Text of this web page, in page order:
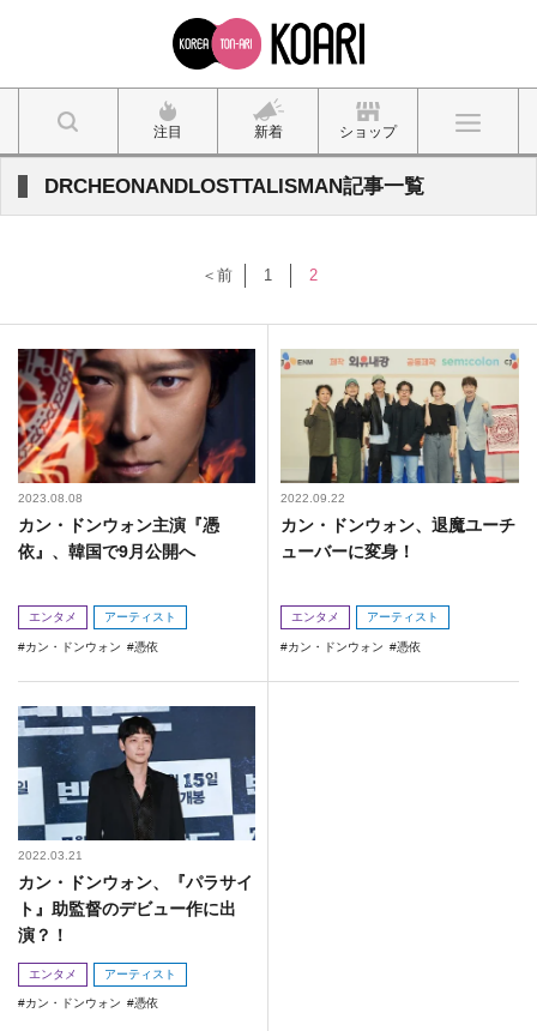
注目 新着 ショップ
DRCHEONANDLOSTTALISMAN記事一覧
＜前 1 2
2023.08.08
カン・ドンウォン主演『憑
依』、韓国で9月公開へ
エンタメ アーティスト
カン・ドンウォン 憑依
2022.09.22
カン・ドンウォン、退魔ユーチ
ューバーに変身！
エンタメ アーティスト
カン・ドンウォン 憑依
2022.03.21
カン・ドンウォン、『パラサイ
ト』助監督のデビュー作に出
演？！
エンタメ アーティスト
カン・ドンウォン 憑依